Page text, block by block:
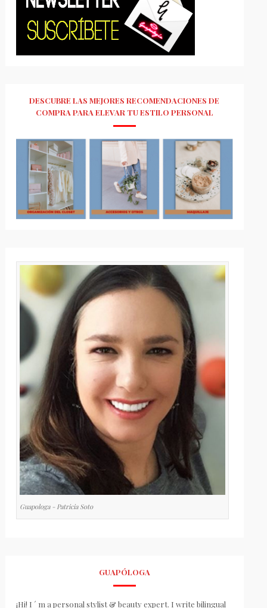
DESCUBRE LAS MEJORES RECOMENDACIONES DE
COMPRA PARA ELEVAR TU ESTILO PERSONAL
Guapologa - Patricia Soto
GUAPÓLOGA
¡Hi! I ´ m a personal stylist & beauty expert. I write bilingual